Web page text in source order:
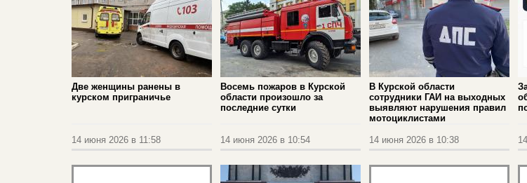
Две женщины ранены в
курском приграничье
14 июня 2026 в 11:58
Восемь пожаров в Курской
области произошло за
последние сутки
14 июня 2026 в 10:54
В Курской области
сотрудники ГАИ на выходных
выявляют нарушения правил
мотоциклистами
14 июня 2026 в 10:38